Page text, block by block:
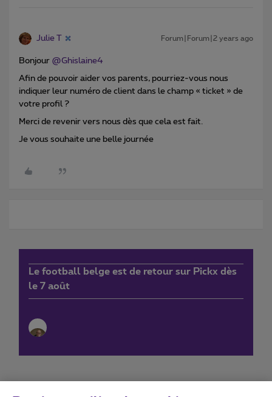
Julie T Forum|Forum|2 years ago
Bonjour @Ghislaine4
Afin de pouvoir aider vos parents, pourriez-vous nous
indiquer leur numéro de client dans le champ « ticket » de
votre profil ?
Merci de revenir vers nous dès que cela est fait.
Je vous souhaite une belle journée
Le football belge est de retour sur Pickx dès
le 7 août